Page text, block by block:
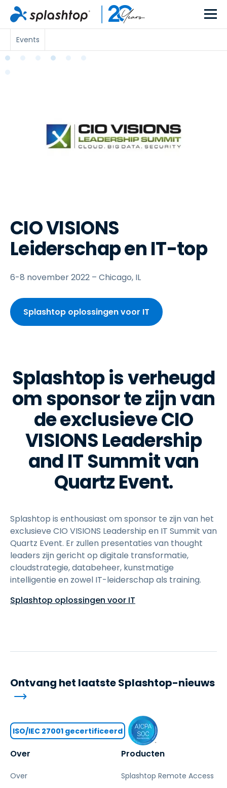
Events
CIO VISIONS
Leiderschap en IT-top
6-8 november 2022 – Chicago, IL
Splashtop oplossingen voor IT
Splashtop is verheugd
om sponsor te zijn van
de exclusieve CIO
VISIONS Leadership
and IT Summit van
Quartz Event.
Splashtop is enthousiast om sponsor te zijn van het
exclusieve CIO VISIONS Leadership en IT Summit van
Quartz Event. Er zullen presentaties van thought
leaders zijn gericht op digitale transformatie,
cloudstrategie, databeheer, kunstmatige
intelligentie en zowel IT-leiderschap als training.
Splashtop oplossingen voor IT
Over
Over
Producten
Splashtop Remote Access
Ontvang het laatste Splashtop-nieuws
ISO/IEC 27001 gecertificeerd